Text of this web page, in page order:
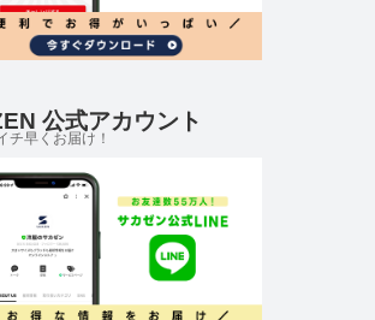
公式アカウント
チ早くお届け！